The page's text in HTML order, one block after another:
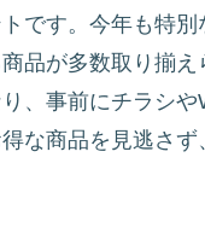
です。今年も特
品が多数取り揃
、事前にチラシ
な商品を見逃さ